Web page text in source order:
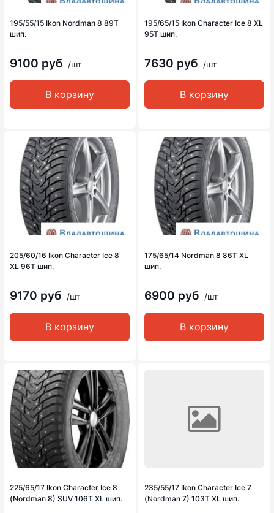
195/55/15 Ikon Nordman 8 89T
шип.
9100 руб /шт
В корзину
195/65/15 Ikon Character Ice 8 XL
95T шип.
7630 руб /шт
В корзину
205/60/16 Ikon Character Ice 8
XL 96T шип.
9170 руб /шт
В корзину
175/65/14 Nordman 8 86T XL
шип.
6900 руб /шт
В корзину
225/65/17 Ikon Character Ice 8
(Nordman 8) SUV 106T XL шип.
235/55/17 Ikon Character Ice 7
(Nordman 7) 103T XL шип.